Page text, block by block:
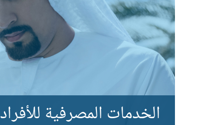
الخدمات المصرفية للأفراد